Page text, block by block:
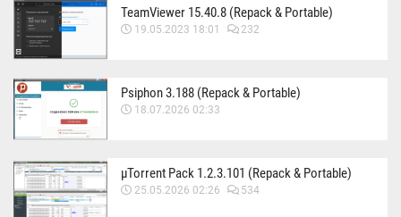
TeamViewer 15.40.8 (Repack & Portable)
19.05.2023 18:01 232
Psiphon 3.188 (Repack & Portable)
18.07.2026 02:33
µTorrent Pack 1.2.3.101 (Repack & Portable)
25.05.2026 02:26 534